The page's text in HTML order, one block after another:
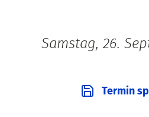
Samstag, 26.
Termin